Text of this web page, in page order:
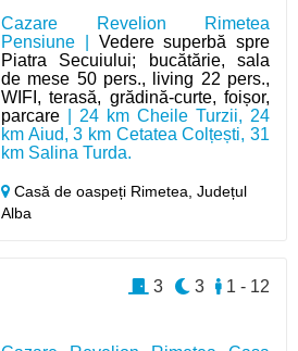
Cazare Revelion Rimetea
Pensiune | Vedere superbă spre
Piatra Secuiului; bucătărie, sala
de mese 50 pers., living 22 pers.,
WIFI, terasă, grădină-curte, foișor,
parcare | 24 km Cheile Turzii, 24
km Aiud, 3 km Cetatea Colțești, 31
km Salina Turda.
Casă de oaspeți Rimetea,Județul
Alba
1 - 12
3
3